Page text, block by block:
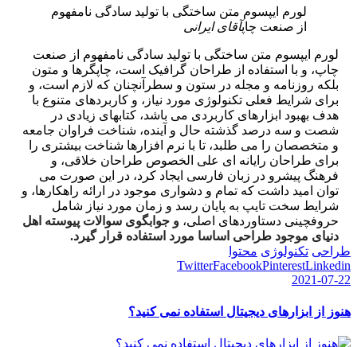
لورم ایپسوم متن ساختگی با تولید سادگی نامفهوم
از صنعت چاپآقای ایرانی
لورم ایپسوم متن ساختگی با تولید سادگی نامفهوم از صنعت
چاپ، و با استفاده از طراحان گرافیک است، چاپگرها و متون
بلکه روزنامه و مجله در ستون و سطرآنچنان که لازم است، و
برای شرایط فعلی تکنولوژی مورد نیاز، و کاربردهای متنوع با
هدف بهبود ابزارهای کاربردی می باشد، کتابهای زیادی در
شصت و سه درصد گذشته حال و آینده، شناخت فراوان جامعه
و متخصصان را می طلبد، تا با نرم افزارها شناخت بیشتری را
برای طراحان رایانه ای علی الخصوص طراحان خلاقی، و
فرهنگ پیشرو در زبان فارسی ایجاد کرد، در این صورت می
توان امید داشت که تمام و دشواری موجود در ارائه راهکارها، و
شرایط سخت تایپ به پایان رسد و زمان مورد نیاز شامل
حروفچینی دستاوردهای اصلی، و جوابگوی سوالات پیوسته اهل
دنیای موجود طراحی اساسا مورد استفاده قرار گیرد.
طراحی تکنولوژی محتوا
TwitterFacebookPinterestLinkedin
2021-07-22
هنوز از ابزارهای دیجیتال استفاده نمی کنید؟